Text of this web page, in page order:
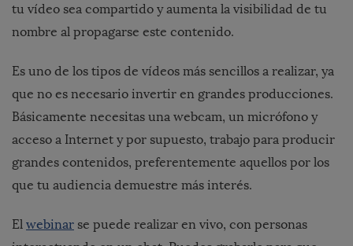
tu vídeo sea compartido y aumenta la visibilidad de tu
nombre al propagarse este contenido.
Es uno de los tipos de vídeos más sencillos a realizar, ya
que no es necesario invertir en grandes producciones.
Básicamente necesitas una webcam, un micrófono y
acceso a Internet y por supuesto, trabajo para producir
grandes contenidos, preferentemente aquellos por los
que tu audiencia demuestre más interés.
El webinar se puede realizar en vivo, con personas